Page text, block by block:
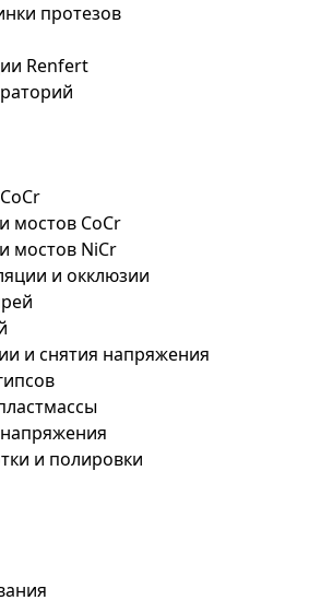
протезов
Renfert
мостов CoCr
мостов NiCr
и окклюзии
и снятия напряжения
и полировки